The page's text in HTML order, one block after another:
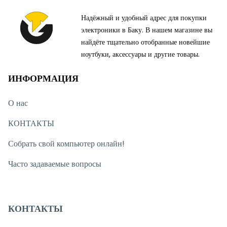
Надёжный и удобный адрес для покупки
электроники в Баку. В нашем магазине вы
найдёте тщательно отобранные новейшие
ноутбуки, аксессуары и другие товары.
ИНФОРМАЦИЯ
О нас
КОНТАКТЫ
Собрать свой компьютер онлайн!
Часто задаваемые вопросы
КОНТАКТЫ